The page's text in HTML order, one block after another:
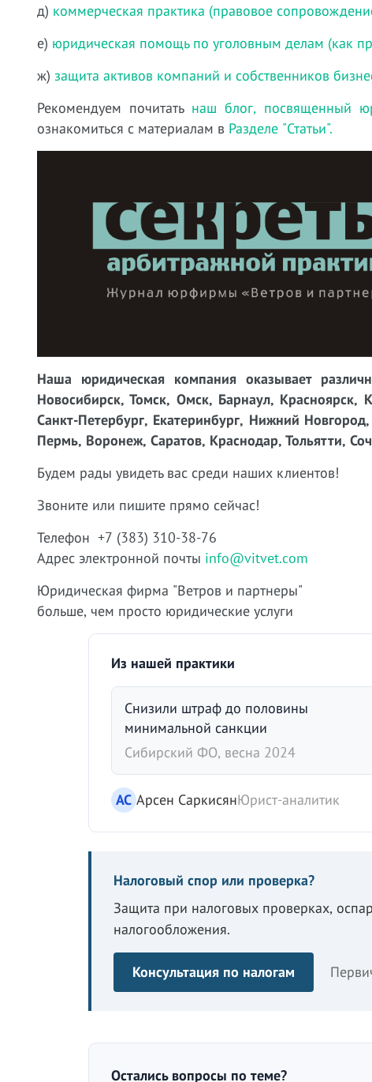
д) коммерческая практика (правовое
е) юридическая помощь по уголовным делам (как
ж) защита активов компаний и собственников
Рекомендуем почитать наш блог, посвященный
ознакомиться с материалам в Разделе "Статьи".
Наша юридическая компания оказывает
Новосибирск, Томск, Омск, Барнаул, Красноярск,
Санкт-Петербург, Екатеринбург, Нижний
Пермь, Воронеж, Саратов, Краснодар, Тольятти,
Будем рады увидеть вас среди наших клиентов!
Звоните или пишите прямо сейчас!
Телефон +7 (383) 310-38-76
Адрес электронной почты info@vitvet.com
Юридическая фирма "Ветров и партнеры"
больше, чем просто юридические услуги
Из нашей практики
Снизили штраф до половины
минимальной санкции
Сибирский ФО, весна 2024
АС Арсен СаркисянЮрист-аналитик
Налоговый спор или проверка?
Защита при налоговых проверках,
налогообложения.
Консультация по налогам
Остались вопросы по теме?